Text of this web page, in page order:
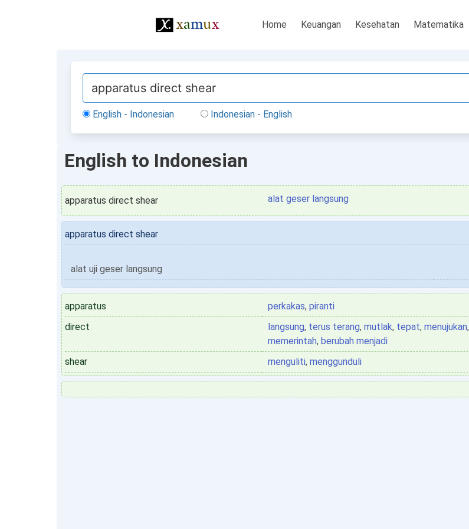
Home Keuangan Kesehatan Matematika
English - Indonesian Indonesian - English
English to Indonesian
apparatus direct shear alat geser langsung
apparatus direct shear
alat uji geser langsung
apparatus perkakas, piranti
direct
langsung, terus terang, mutlak, tepat, menujukan,
memerintah, berubah menjadi
shear
menguliti, menggunduli